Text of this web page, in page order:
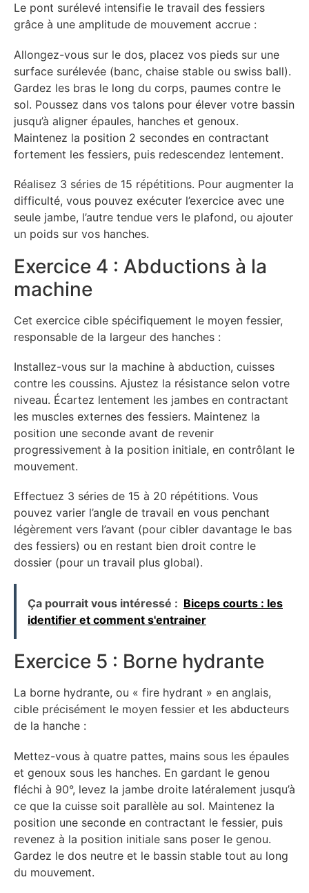
Le pont surélevé intensifie le travail des fessiers
grâce à une amplitude de mouvement accrue :
Allongez-vous sur le dos, placez vos pieds sur une
surface surélevée (banc, chaise stable ou swiss ball).
Gardez les bras le long du corps, paumes contre le
sol. Poussez dans vos talons pour élever votre bassin
jusqu’à aligner épaules, hanches et genoux.
Maintenez la position 2 secondes en contractant
fortement les fessiers, puis redescendez lentement.
Réalisez 3 séries de 15 répétitions. Pour augmenter la
difficulté, vous pouvez exécuter l’exercice avec une
seule jambe, l’autre tendue vers le plafond, ou ajouter
un poids sur vos hanches.
Exercice 4 : Abductions à la
machine
Cet exercice cible spécifiquement le moyen fessier,
responsable de la largeur des hanches :
Installez-vous sur la machine à abduction, cuisses
contre les coussins. Ajustez la résistance selon votre
niveau. Écartez lentement les jambes en contractant
les muscles externes des fessiers. Maintenez la
position une seconde avant de revenir
progressivement à la position initiale, en contrôlant le
mouvement.
Effectuez 3 séries de 15 à 20 répétitions. Vous
pouvez varier l’angle de travail en vous penchant
légèrement vers l’avant (pour cibler davantage le bas
des fessiers) ou en restant bien droit contre le
dossier (pour un travail plus global).
Ça pourrait vous intéressé : Biceps courts : les
identifier et comment s'entrainer
Exercice 5 : Borne hydrante
La borne hydrante, ou « fire hydrant » en anglais,
cible précisément le moyen fessier et les abducteurs
de la hanche :
Mettez-vous à quatre pattes, mains sous les épaules
et genoux sous les hanches. En gardant le genou
fléchi à 90°, levez la jambe droite latéralement jusqu’à
ce que la cuisse soit parallèle au sol. Maintenez la
position une seconde en contractant le fessier, puis
revenez à la position initiale sans poser le genou.
Gardez le dos neutre et le bassin stable tout au long
du mouvement.